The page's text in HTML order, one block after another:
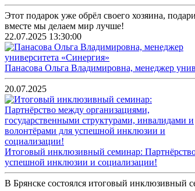
Этот подарок уже обрёл своего хозяина,
вместе мы делаем мир лучше!
22.07.2025 13:30:00
Панасова Ольга Владимировна, менеджер
20.07.2025
Итоговый инклюзивный семинар:
успешной инклюзии и социализации!
В Брянске состоялся итоговый инклюзивный